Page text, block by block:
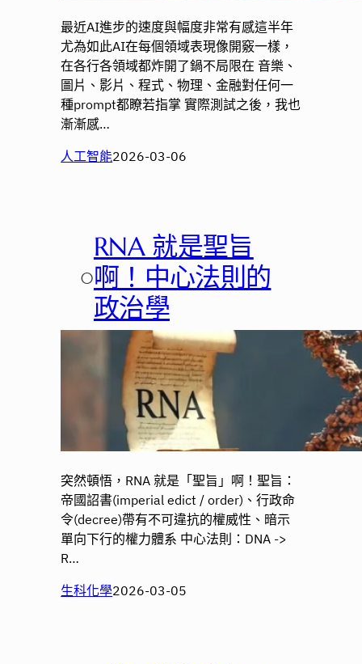
最近AI進步的速度與幅度非常有感這半年
尤為如此AI在每個領域表現像開竅一樣，
在各行各領域都炸開了鍋不局限在 音樂、
圖片、影片、程式、物理、金融對任何一
種prompt都瞭若指掌 實際測試之後，我也
漸漸感…
人工智能2026-03-06
○
RNA 就是聖旨
啊！中心法則的
政治學
突然頓悟，RNA 就是「聖旨」啊！聖旨：
帝國詔書(imperial edict / order)、行政命
令(decree)帶有不可違抗的權威性、暗示
單向下行的權力體系 中心法則：DNA ->
R…
生科化學2026-03-05